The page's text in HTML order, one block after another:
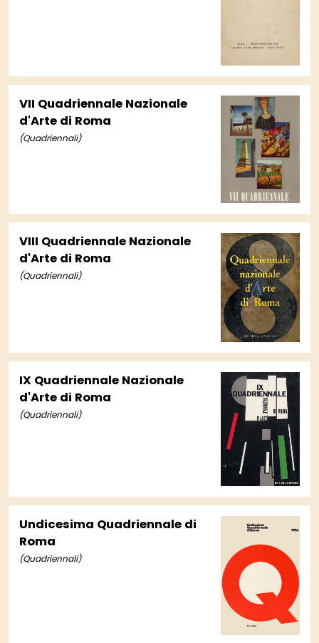
VII Quadriennale Nazionale
d'Arte di Roma
(Quadriennali)
VIII Quadriennale Nazionale
d'Arte di Roma
(Quadriennali)
IX Quadriennale Nazionale
d'Arte di Roma
(Quadriennali)
Undicesima Quadriennale di
Roma
(Quadriennali)